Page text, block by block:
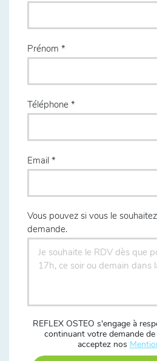
Prénom
Téléphone
Email
Vous pouvez si vous le
demande.
REFLEX OSTEO s'engage à
continuant votre demande
acceptez nos